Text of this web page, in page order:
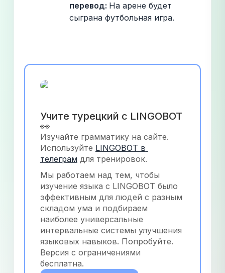
перевод: На арене будет
сыграна футбольная игра.
Учите турецкий с LINGOBOT
👀
Изучайте грамматику на сайте.
Используйте LINGOBOT в
телеграм для тренировок.
Мы работаем над тем, чтобы
изучение языка с LINGOBOT было
эффективным для людей с разным
складом ума и подбираем
наиболее универсальные
интервальные системы улучшения
языковых навыков. Попробуйте.
Версия с ограничениями
бесплатна.